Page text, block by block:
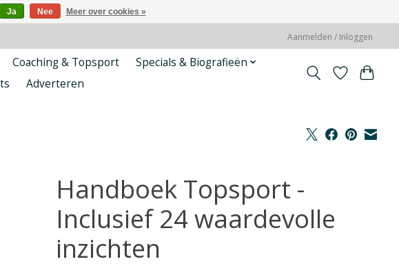
Aanmelden / Inloggen
Coaching & Topsport
Specials & Biografieën
Adverteren
Handboek Topsport -
Inclusief 24 waardevolle
inzichten
Ja Nee Meer over cookies »